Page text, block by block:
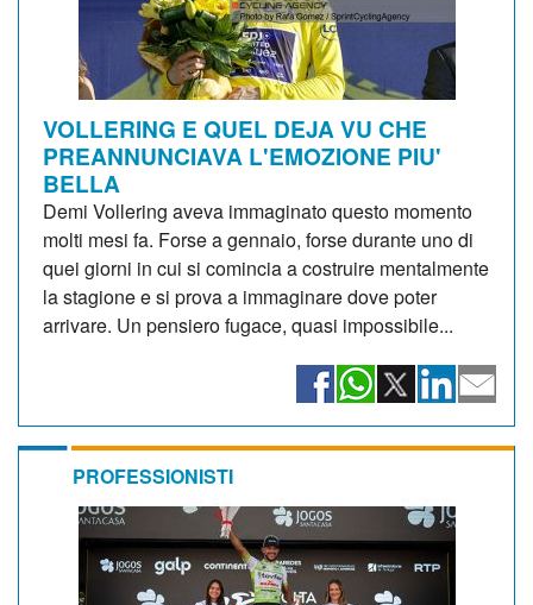
VOLLERING E QUEL DEJA VU CHE
PREANNUNCIAVA L'EMOZIONE PIU'
BELLA
Demi Vollering aveva immaginato questo momento
molti mesi fa. Forse a gennaio, forse durante uno di
quei giorni in cui si comincia a costruire mentalmente
la stagione e si prova a immaginare dove poter
arrivare. Un pensiero fugace, quasi impossibile...
PROFESSIONISTI